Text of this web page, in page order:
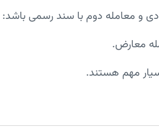
و معامله دوم با سند رسمی
معارض.
مهم هستند.